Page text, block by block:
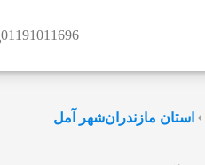
01191011696
استان مازندرانشهر آمل